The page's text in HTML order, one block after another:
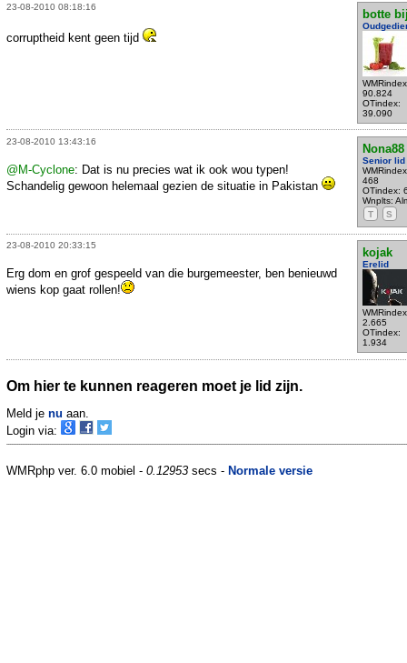
23-08-2010 08:18:16
botte
90.824
OTindex:
39.090
corruptheid kent geen tijd
23-08-2010 13:43:16
Nona88
Senior lid
468
OTindex:
Wnplts:
T
S
@M-Cyclone: Dat is nu precies wat ik ook wou typen!
Schandelig gewoon helemaal gezien de situatie in Pakistan
23-08-2010 20:33:15
kojak
Erelid
2.665
OTindex:
1.934
Erg dom en grof gespeeld van die burgemeester, ben benieuwd
wiens kop gaat rollen!
Om hier te kunnen reageren moet je lid zijn.
Meld je nu aan.
Login via:
WMRphp ver. 6.0 mobiel - 0.12953 secs - Normale versie